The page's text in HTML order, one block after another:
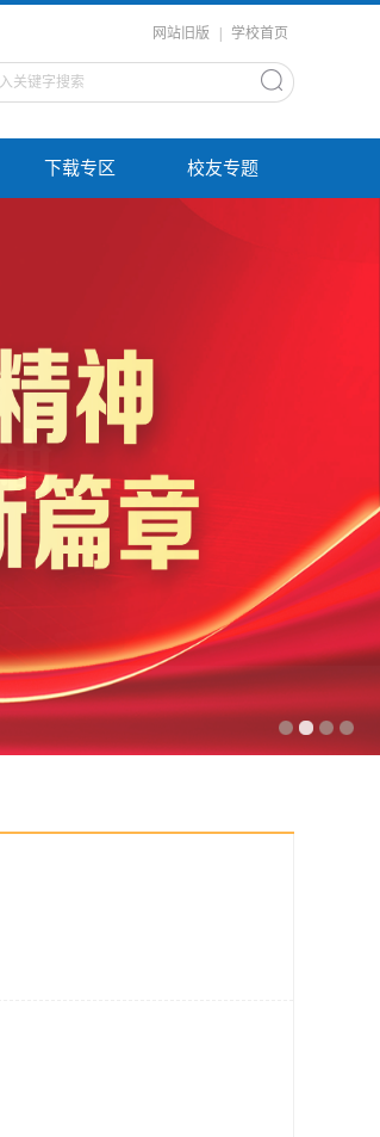
网站旧版 学校首页
下载专区 校友专题